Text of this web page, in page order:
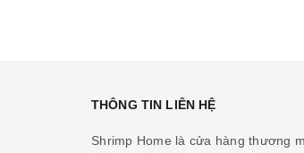
THÔNG TIN LIÊN HỆ
Shrimp Home là cửa hàng thương